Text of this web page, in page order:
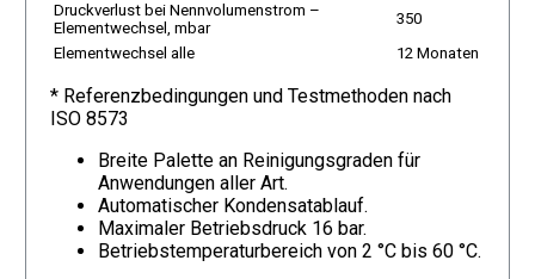
Druckverlust bei Nennvolumenstrom –
Elementwechsel, mbar
350
Elementwechsel alle
12 Monaten
* Referenzbedingungen und Testmethoden nach
ISO 8573
Breite Palette an Reinigungsgraden für
Anwendungen aller Art.
Automatischer Kondensatablauf.
Maximaler Betriebsdruck 16 bar.
Betriebstemperaturbereich von 2 °C bis 60 °C.